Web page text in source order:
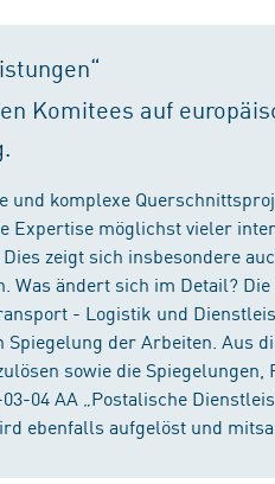
Komitees auf
und komplexe
Expertise möglichst vieler
zeigt sich insbesondere
ändert sich im Detail?
- Logistik und
der Arbeiten. Aus
sowie die Spiegelungen,
04 AA „Postalische
ebenfalls aufgelöst und